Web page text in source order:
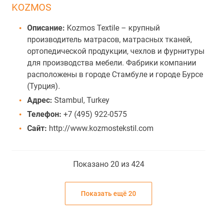
KOZMOS
Описание: Kozmos Textile – крупный
производитель матрасов, матрасных тканей,
ортопедической продукции, чехлов и фурнитуры
для производства мебели. Фабрики компании
расположены в городе Стамбуле и городе Бурсе
(Турция).
Адрес: Stambul, Turkey
Телефон: +7 (495) 922-0575
Сайт: http://www.kozmostekstil.com
Показано 20 из 424
Показать ещё 20